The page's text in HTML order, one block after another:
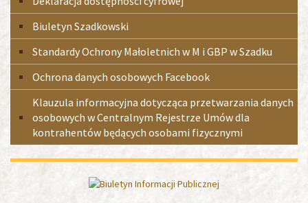
Biuletyn Szadkowski
Standardy Ochrony Małoletnich w M i GBP w Szadku
Ochrona danych osobowych Facebook
Klauzula informacyjna dotycząca przetwarzania danych
osobowych w Centralnym Rejestrze Umów dla
kontrahentów będących osobami fizycznymi